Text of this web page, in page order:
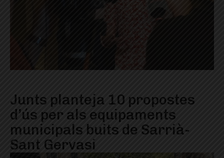
Junts planteja 10 propostes
d’ús per als equipaments
municipals buits de Sarrià-
Sant Gervasi